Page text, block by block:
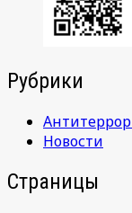
Рубрики
Новости
Страницы